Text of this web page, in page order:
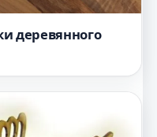
деревянного